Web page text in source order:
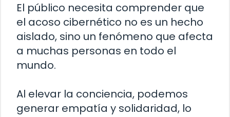
El público necesita comprender que
el acoso cibernético no es un hecho
aislado, sino un fenómeno que afecta
a muchas personas en todo el
mundo.
Al elevar la conciencia, podemos
generar empatía y solidaridad, lo